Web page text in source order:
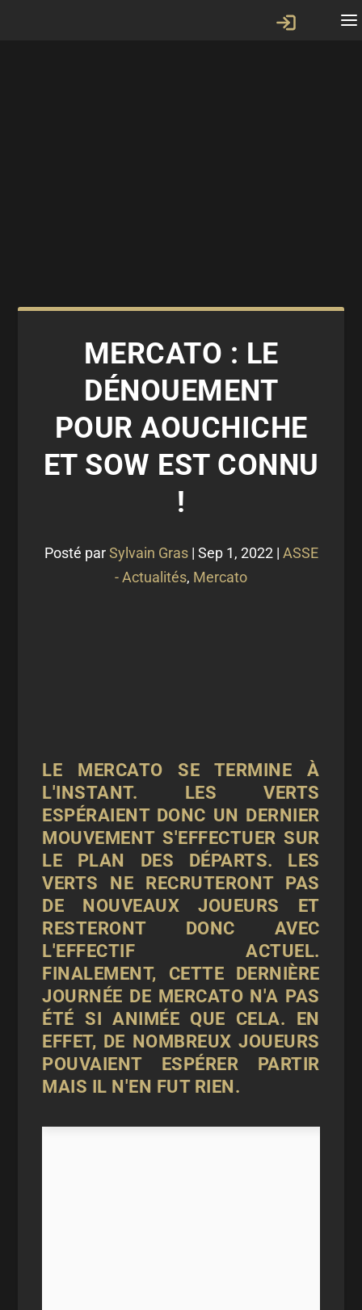
MERCATO : LE
DÉNOUEMENT
POUR AOUCHICHE
ET SOW EST CONNU
!
Posté parSylvain Gras| Sep 1, 2022| ASSE
- Actualités, Mercato
LE MERCATO SE TERMINE À
L'INSTANT. LES VERTS
ESPÉRAIENT DONC UN DERNIER
MOUVEMENT S'EFFECTUER SUR
LE PLAN DES DÉPARTS. LES
VERTS NE RECRUTERONT PAS
DE NOUVEAUX JOUEURS ET
RESTERONT DONC AVEC
L'EFFECTIF ACTUEL.
FINALEMENT, CETTE DERNIÈRE
JOURNÉE DE MERCATO N'A PAS
ÉTÉ SI ANIMÉE QUE CELA. EN
EFFET, DE NOMBREUX JOUEURS
POUVAIENT ESPÉRER PARTIR
MAIS IL N'EN FUT RIEN.